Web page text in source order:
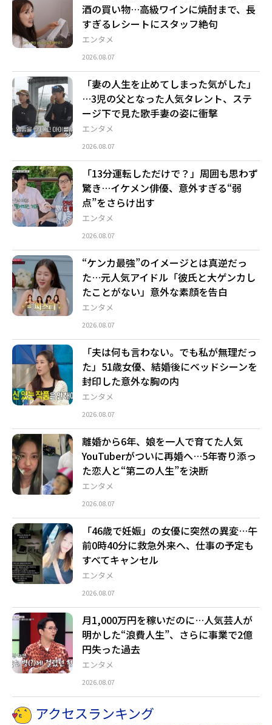
エンタメ
酒の買い物…高級ワインに焼酎まで、長
すぎるレシートにスタッフ絶句
2026.08.07
エンタメ
「妻の人生を止めてしまった気がした」
…3児の父となった人気タレント、ステ
ージ下で見た歌手妻の姿に衝撃
2026.08.07
エンタメ
「13分運転しただけで？」周囲も思わず
驚き…イケメン俳優、意外すぎる“弱
点”をさらけ出す
2026.08.07
エンタメ
“ケンカ最強”のイメージとは真逆だっ
た…元人気アイドル「彼氏と大ゲンカし
たことがない」意外な素顔を告白
2026.08.07
エンタメ
「夫は何も言わない。でも私が無理だっ
た」51歳女優、結婚後にベッドシーンを
封印した意外な胸の内
2026.08.07
エンタメ
離婚から6年、娘を一人で育てた人気
YouTuberがついに再婚へ…5年寄り添っ
た恋人と“第二の人生”を決断
2026.08.07
エンタメ
「46歳で妊娠」の女優に突然の異変…午
前0時40分に救急外来へ、仕事の予定も
すべてキャンセル
2026.08.07
エンタメ
月1,000万円を稼いだのに…人気芸人が
明かした“浪費人生”、さらに事業で2億
円失った過去
2026.08.07
アクセスランキング